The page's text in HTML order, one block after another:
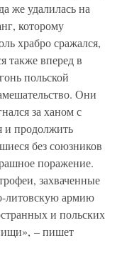
же удалилась на
которому
храбро сражался,
также вперед в
польской
Они
за ханом с
и продолжить
без союзников
поражение.
захваченные
литовскую армию
и польских
– пишет